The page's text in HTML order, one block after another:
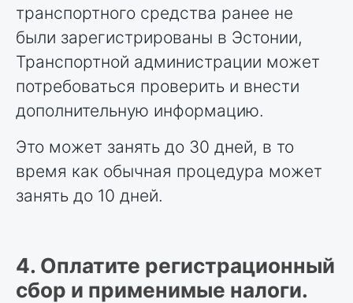
транспортного средства ранее не
были зарегистрированы в Эстонии,
Транспортной администрации может
потребоваться проверить и внести
дополнительную информацию.
Это может занять до 30 дней, в то
время как обычная процедура может
занять до 10 дней.
4. Оплатите регистрационный
сбор и применимые налоги.